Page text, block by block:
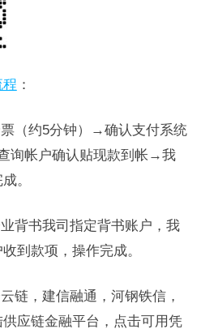
程 ：
（约5分钟）→确认支付系统
询帐户确认贴现款到帐→我
。
背书我司指定背书账户，我
到款项，操作完成。
链，建信融通，河钢铁信，
应链金融平台，点击可用凭